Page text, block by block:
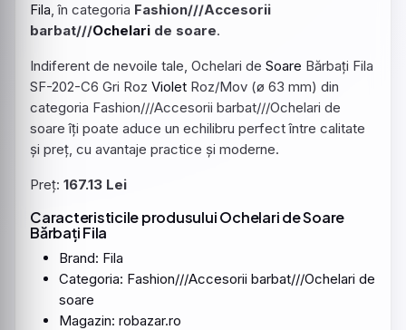
Fila, în categoria Fashion///Accesorii
barbat///Ochelari de soare.
Indiferent de nevoile tale, Ochelari de Soare Bărbați Fila
SF-202-C6 Gri Roz Violet Roz/Mov (ø 63 mm) din
categoria Fashion///Accesorii barbat///Ochelari de
soare îți poate aduce un echilibru perfect între calitate
și preț, cu avantaje practice și moderne.
Preț: 167.13 Lei
Caracteristicile produsului Ochelari de Soare
Bărbați Fila
Brand: Fila
Categoria: Fashion///Accesorii barbat///Ochelari de
soare
Magazin: robazar.ro